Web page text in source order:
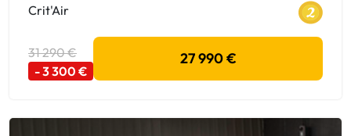
Crit'Air
31 290 €
- 3 300 €
27 990 €